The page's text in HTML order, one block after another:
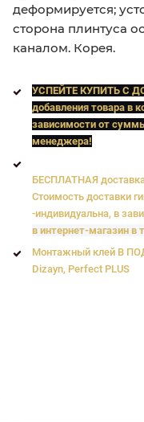
деформируется;
сторона плинтуса
каналом. Корея.
УСПЕЙТЕ КУПИТЬ C
добавления товара в
зависимости от
менеджера!
БЕСПЛАТНАЯ
Стоимость доставки
-индивидуальна, в
в интернет-магазин в
Монтажный клей В
Dizayn, Perfect PLUS